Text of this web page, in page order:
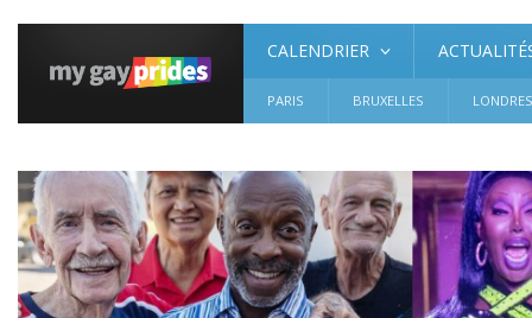
CALENDRIER
PARIS BRUXELLES LONDRES